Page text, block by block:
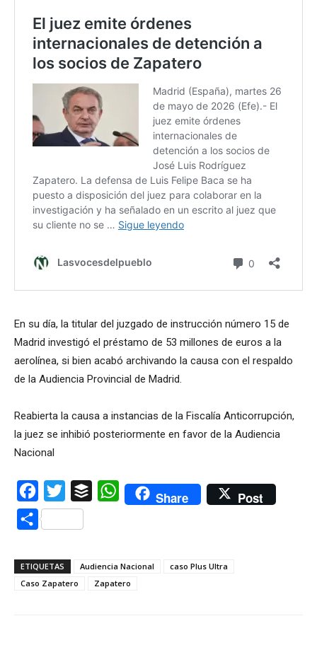
En su día, la titular del juzgado de instrucción número 15 de
Madrid investigó el préstamo de 53 millones de euros a la
aerolínea, si bien acabó archivando la causa con el respaldo
de la Audiencia Provincial de Madrid.
Reabierta la causa a instancias de la Fiscalía Anticorrupción,
la juez se inhibió posteriormente en favor de la Audiencia
Nacional
Facebook
Twitter Buffer WhatsAppShare Post
Compartir
ETIQUETAS Audiencia Nacional
caso Plus Ultra
Caso Zapatero
Zapatero